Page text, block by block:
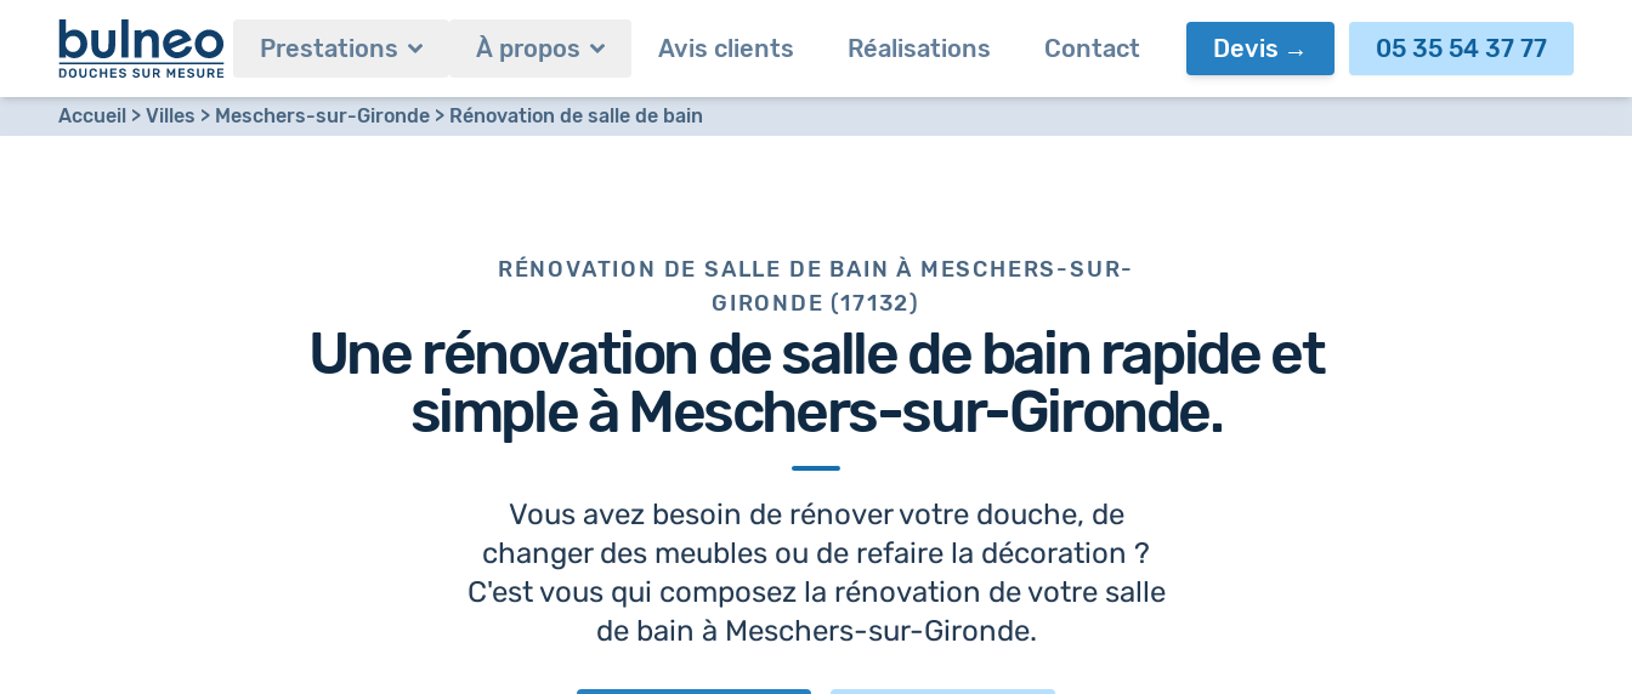
Prestations À propos Avis clients Réalisations Contact Devis 05 35 54 37 77
Accueil Villes Meschers-sur-Gironde Rénovation de salle de bain
RÉNOVATION DE SALLE DE BAIN À MESCHERS-SUR-
GIRONDE (17132)
Unerénovation de salle de bain rapide et
simple à Meschers-sur-Gironde.
Vous avez besoin de rénover votre douche, de
changer des meubles ou de refaire la décoration ?
C'est vous qui composez la rénovation de votre salle
de bain à Meschers-sur-Gironde.